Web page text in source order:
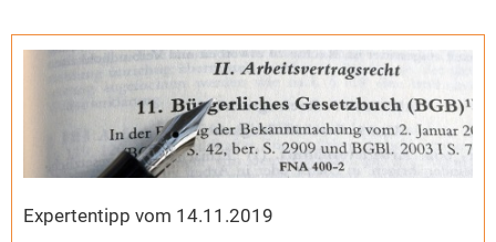
Expertentipp vom 14.11.2019